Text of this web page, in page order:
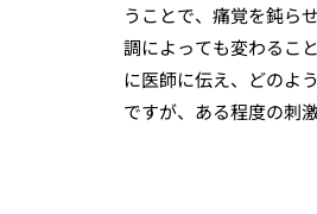
うことで、痛覚を鈍ら
調によっても変わるこ
に医師に伝え、どのよ
ですが、ある程度の刺